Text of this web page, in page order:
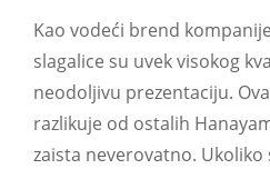
Kao vodeći brend
slagalice su uvek visokog
neodoljivu prezentaciju.
razlikuje od ostalih
zaista neverovatno.